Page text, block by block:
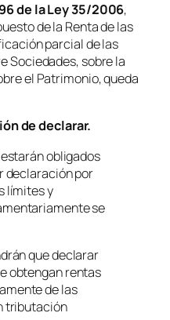
de la Ley 35/2006,
de la Renta de las
parcial de las
Sociedades, sobre la
el Patrimonio, queda
de declarar.
obligados
declaración por
límites y
se
que declarar
obtengan rentas
de las
tributación